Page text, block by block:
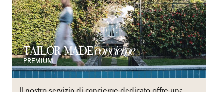
TAILOR-MADEconcierge
PREMIUM